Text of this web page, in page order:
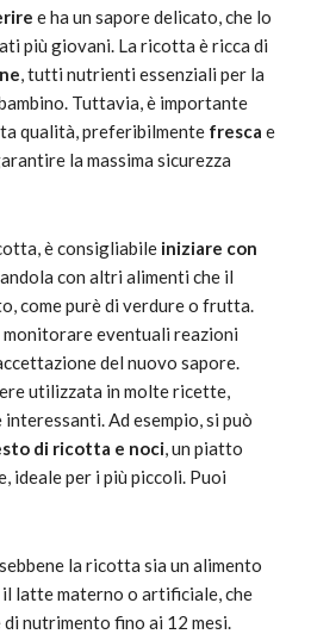
e ha un sapore delicato, che lo
più giovani. La ricotta è ricca di
, tutti nutrienti essenziali per la
Tuttavia, è importante
qualità, preferibilmente fresca e
la massima sicurezza
è consigliabile iniziare con
con altri alimenti che il
come purè di verdure o frutta.
eventuali reazioni
del nuovo sapore.
utilizzata in molte ricette,
Ad esempio, si può
di ricotta e noci, un piatto
ideale per i più piccoli. Puoi
la ricotta sia un alimento
latte materno o artificiale, che
nutrimento fino ai 12 mesi.